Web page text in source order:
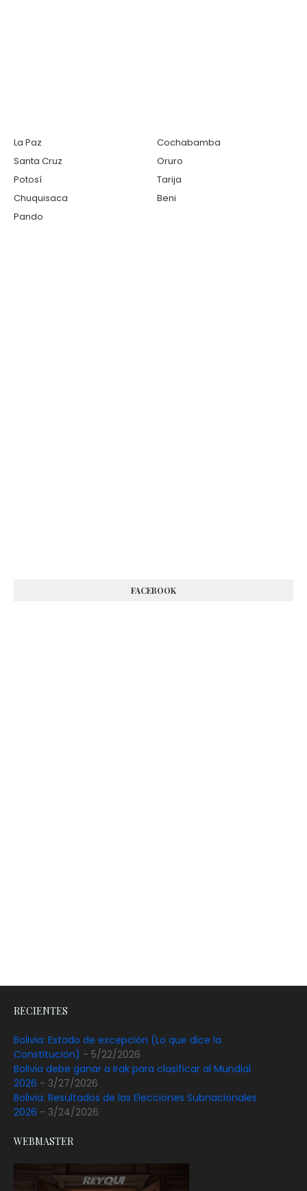
La Paz
Cochabamba
Santa Cruz
Oruro
Potosí
Tarija
Chuquisaca
Beni
Pando
FACEBOOK
RECIENTES
Bolivia: Estado de excepción (Lo que dice la
Constitución) - 5/22/2026
Bolivia debe ganar a Irak para clasificar al Mundial
2026 - 3/27/2026
Bolivia: Resultados de las Elecciones Subnacionales
2026 - 3/24/2026
WEBMASTER